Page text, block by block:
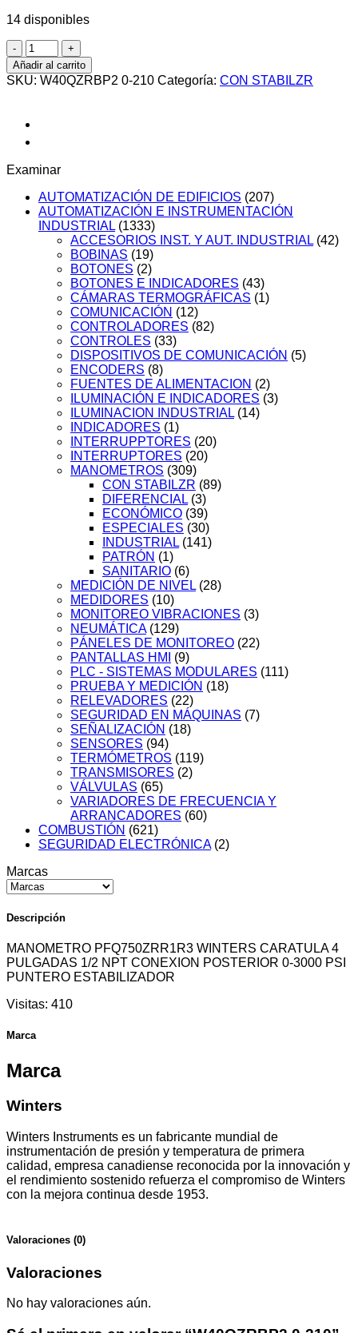
14 disponibles
W40QZRBP2
0-
210
cantidad
Añadir al carrito
SKU: W40QZRBP2 0-210 Categoría: CON STABILZR
Examinar
AUTOMATIZACIÓN DE EDIFICIOS (207)
AUTOMATIZACIÓN E INSTRUMENTACIÓN
INDUSTRIAL (1333)
ACCESORIOS INST. Y AUT. INDUSTRIAL (42)
BOBINAS (19)
BOTONES (2)
BOTONES E INDICADORES (43)
CÁMARAS TERMOGRÁFICAS (1)
COMUNICACIÓN (12)
CONTROLADORES (82)
CONTROLES (33)
DISPOSITIVOS DE COMUNICACIÓN (5)
ENCODERS (8)
FUENTES DE ALIMENTACION (2)
ILUMINACIÓN E INDICADORES (3)
ILUMINACION INDUSTRIAL (14)
INDICADORES (1)
INTERRUPPTORES (20)
INTERRUPTORES (20)
MANOMETROS (309)
CON STABILZR (89)
DIFERENCIAL (3)
ECONÓMICO (39)
ESPECIALES (30)
INDUSTRIAL (141)
PATRÓN (1)
SANITARIO (6)
MEDICIÓN DE NIVEL (28)
MEDIDORES (10)
MONITOREO VIBRACIONES (3)
NEUMÁTICA (129)
PÁNELES DE MONITOREO (22)
PANTALLAS HMI
(9)
PLC - SISTEMAS MODULARES (111)
PRUEBA Y MEDICIÓN (18)
RELEVADORES (22)
SEGURIDAD EN MÁQUINAS (7)
SEÑALIZACIÓN (18)
SENSORES (94)
TERMÓMETROS (119)
TRANSMISORES (2)
VÁLVULAS (65)
VARIADORES DE FRECUENCIA Y
ARRANCADORES (60)
COMBUSTIÓN (621)
SEGURIDAD ELECTRÓNICA (2)
Marcas
Descripción
MANOMETRO PFQ750ZRR1R3 WINTERS CARATULA 4
PULGADAS 1/2 NPT CONEXION POSTERIOR 0-3000 PSI
PUNTERO ESTABILIZADOR
Visitas: 410
Marca
Marca
Winters
Winters Instruments es un fabricante mundial de
instrumentación de presión y temperatura de primera
calidad, empresa canadiense reconocida por la innovación y
el rendimiento sostenido refuerza el compromiso de Winters
con la mejora continua desde 1953.
Valoraciones (0)
Valoraciones
No hay valoraciones aún.